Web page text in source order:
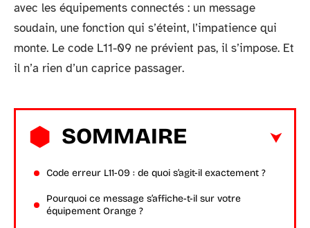
avec les équipements connectés : un message
soudain, une fonction qui s’éteint, l’impatience qui
monte. Le code L11-09 ne prévient pas, il s’impose. Et
il n’a rien d’un caprice passager.
SOMMAIRE
Code erreur L11-09 : de quoi s’agit-il exactement ?
Pourquoi ce message s’affiche-t-il sur votre
équipement Orange ?